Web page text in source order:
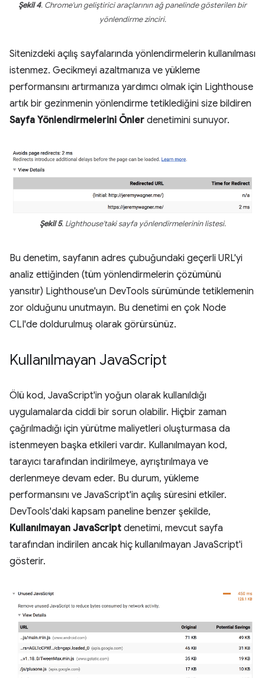
Şekil 4. Chrome'un geliştirici araçlarının ağ panelinde gösterilen bir
yönlendirme zinciri.
Sitenizdeki açılış sayfalarında yönlendirmelerin kullanılması
istenmez. Gecikmeyi azaltmanıza ve yükleme
performansını artırmanıza yardımcı olmak için Lighthouse
artık bir gezinmenin yönlendirme tetiklediğini size bildiren
Sayfa Yönlendirmelerini Önler denetimini sunuyor.
Şekil 5. Lighthouse'taki sayfa yönlendirmelerinin listesi.
Bu denetim, sayfanın adres çubuğundaki geçerli URL'yi
analiz ettiğinden (tüm yönlendirmelerin çözümünü
yansıtır) Lighthouse'un DevTools sürümünde tetiklemenin
zor olduğunu unutmayın. Bu denetimi en çok Node
CLI'de doldurulmuş olarak görürsünüz.
Kullanılmayan JavaScript
Ölü kod, JavaScript'in yoğun olarak kullanıldığı
uygulamalarda ciddi bir sorun olabilir. Hiçbir zaman
çağrılmadığı için yürütme maliyetleri oluşturmasa da
istenmeyen başka etkileri vardır. Kullanılmayan kod,
tarayıcı tarafından indirilmeye, ayrıştırılmaya ve
derlenmeye devam eder. Bu durum, yükleme
performansını ve JavaScript'in açılış süresini etkiler.
DevTools'daki kapsam paneline benzer şekilde,
Kullanılmayan JavaScript denetimi, mevcut sayfa
tarafından indirilen ancak hiç kullanılmayan JavaScript'i
gösterir.